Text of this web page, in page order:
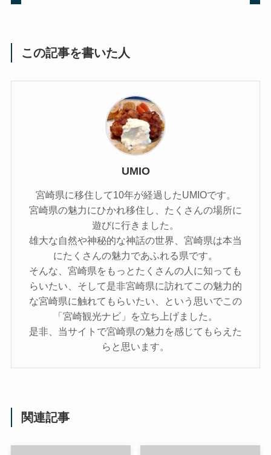
この記事を書いた人
UMIO
宮崎県に移住して10年が経過したUMIOです。
宮崎県の魅力にひかれ移住し、たくさんの場所に
遊びに行きました。
雄大な自然や神秘的な神話の世界、宮崎県は本当
にたくさんの魅力であふれる県です。
そんな、宮崎県をもっとたくさんの人に知っても
らいたい、そして是非宮崎県に訪れてこの魅力的
な宮崎県に触れてもらいたい、という思いでこの
「宮崎観光ナビ」を立ち上げました。
是非、当サイトで宮崎県の魅力を感じてもらえた
らと思います。
関連記事